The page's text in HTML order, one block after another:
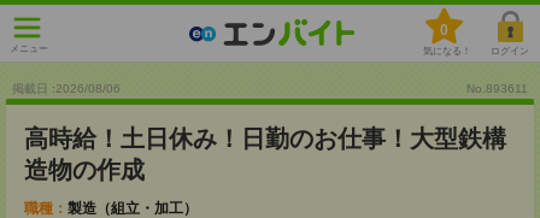
メニュー
0
気になる！ ログイン
掲載日 :2026/08/06 No.893611
高時給！土日休み！日勤のお仕事！大型鉄構
造物の作成
職種： 製造（組立・加工）